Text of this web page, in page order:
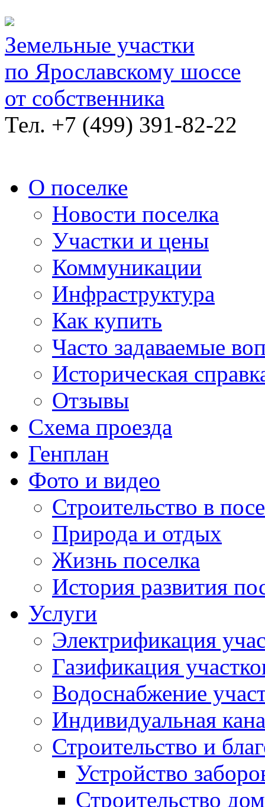
Земельные участки
по Ярославскому шоссе
от собственника
Тел. +7 (499) 391-82-22
О поселке
Новости поселка
Участки и цены
Коммуникации
Инфраструктура
Как купить
Часто задаваемые
Историческая
Отзывы
Схема проезда
Генплан
Фото и видео
Строительство в
Природа и отдых
Жизнь поселка
История развития
Услуги
Электрификация
Газификация
Водоснабжение
Индивидуальная
Строительство и
Устройство
Строительство